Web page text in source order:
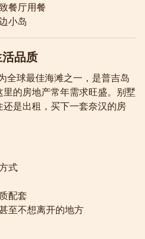
餐厅用餐
小岛
品质
全球最佳海滩之一，是普吉岛
的房地产常年需求旺盛。别墅
是出租，买下一套奈汉的房
式
配套
至不想离开的地方